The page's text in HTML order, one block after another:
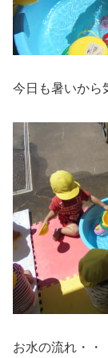
今日も暑いから
お水の流れ・・